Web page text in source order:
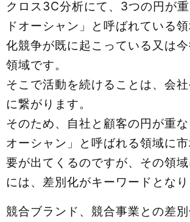
クロス3C分析にて、3つの円が
ドオーシャン」と呼ばれている
化競争が既に起こっている又は
領域です。
そこで活動を続けることは、会
に繋がります。
そのため、自社と顧客の円が重
オーシャン」と呼ばれる領域に
要が出てくるのですが、その領域
には、差別化がキーワードとなり
競合ブランド、競合事業との差